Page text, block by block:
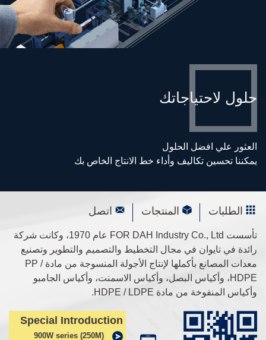
حلول لاحتياجاتك
العثور علي افضل الحلول
يمكننا تحسين تكاليف وأداء خط الانتاج الخاص بك
الطلبات المنتجات اتصل
تأسست FOR DAH Industry Co., Ltd عام 1970، وكانت شركة
رائدة في تايوان في مجال التخطيط والتصميم والتطوير وتصنيع
معدات المصانع بأكملها لإنتاج الأجولة المنسوجة من مادة PP /
HDPE، وأكياس البصل، وأكياس الاسمنت، وأكياس الجامبو
وأكياس المنفوخة من مادة HDPE / LDPE.
Special Introduction
900W series (250M)